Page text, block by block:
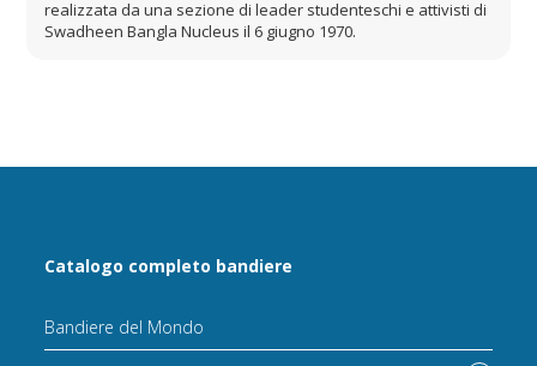
realizzata da una sezione di leader studenteschi e attivisti di
Swadheen Bangla Nucleus il 6 giugno 1970.
Catalogo completo bandiere
Bandiere del Mondo